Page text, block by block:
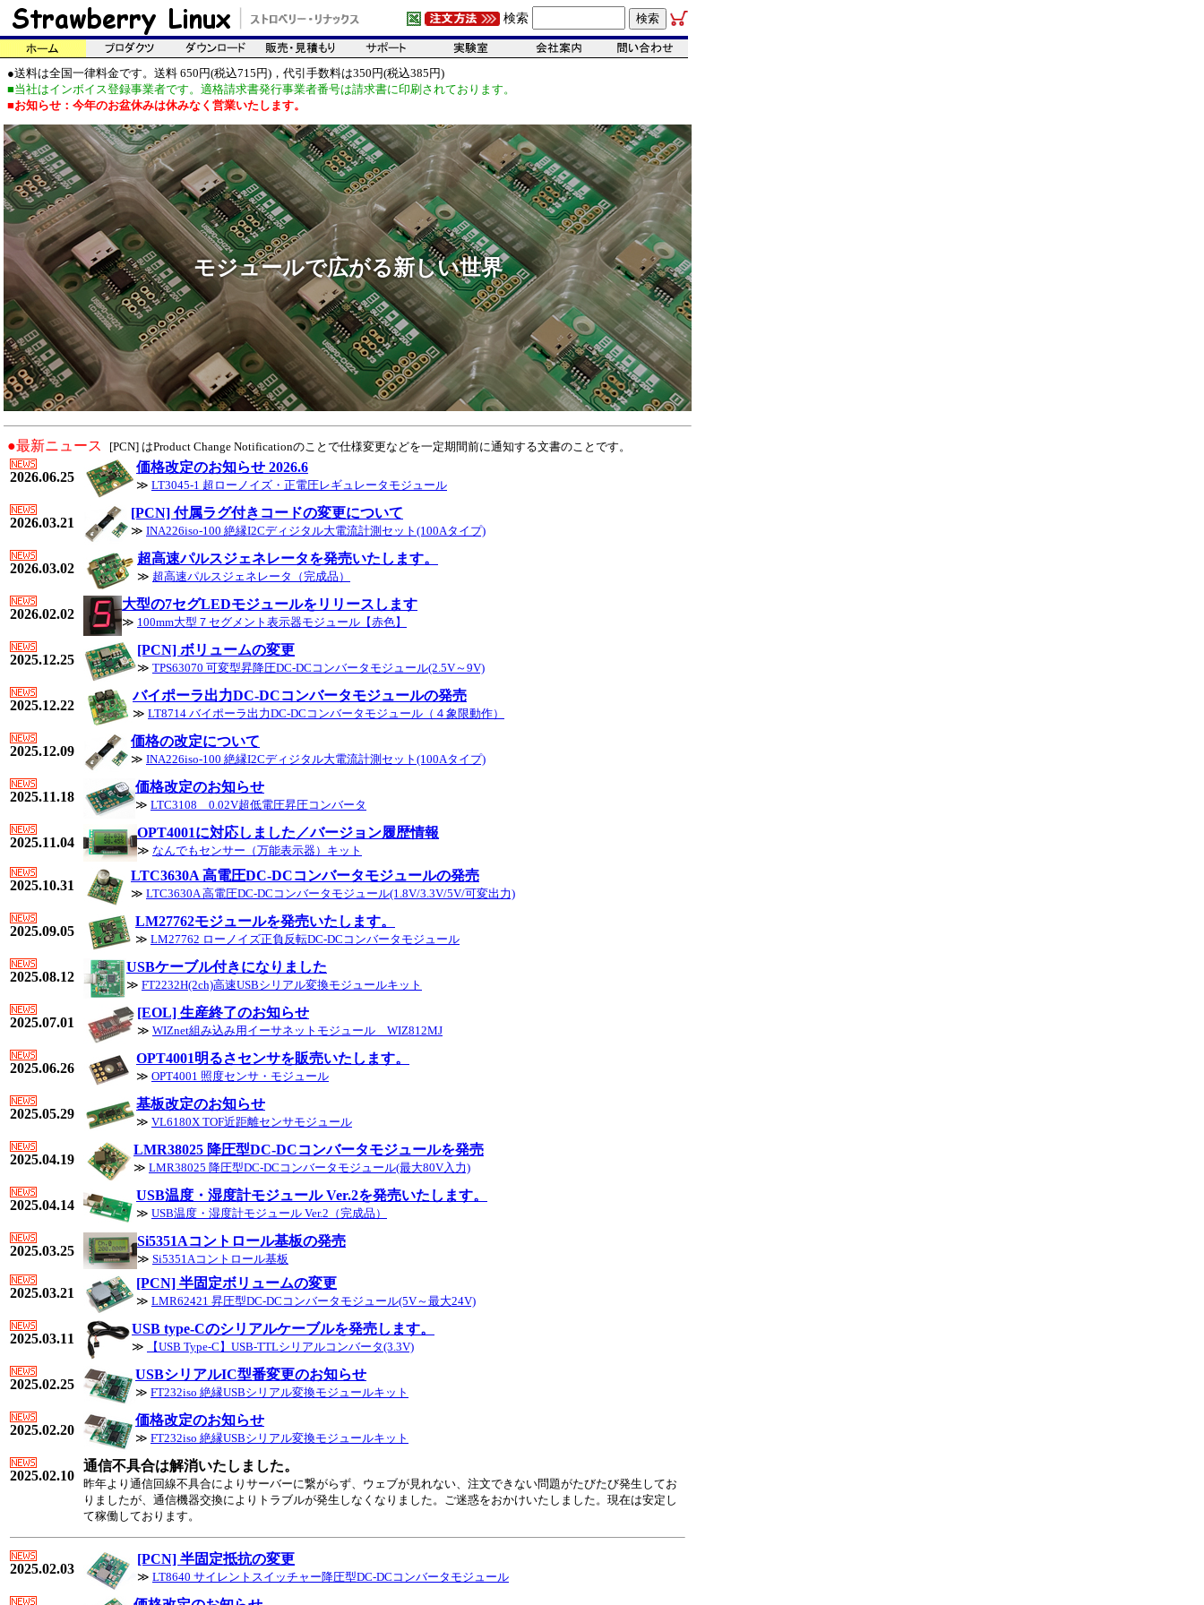
検索
●送料は全国一律料金です。送料 650円(税込715円)，代引手数料は350円(税込385円)
■当社はインボイス登録事業者です。適格請求書発行事業者番号は請求書に印刷されております。
■お知らせ：今年のお盆休みは休みなく営業いたします。
モジュールで広がる新しい世界
●最新ニュース [PCN] はProduct Change Notificationのことで仕様変更などを一定期間前に通知する文書のことです。
2026.06.25
価格改定のお知らせ 2026.6
≫ LT3045-1 超ローノイズ・正電圧レギュレータモジュール
2026.03.21
[PCN] 付属ラグ付きコードの変更について
≫ INA226iso-100 絶縁I2Cディジタル大電流計測セット(100Aタイプ)
2026.03.02
超高速パルスジェネレータを発売いたします。
≫ 超高速パルスジェネレータ（完成品）
2026.02.02
大型の7セグLEDモジュールをリリースします
≫ 100mm大型７セグメント表示器モジュール【赤色】
2025.12.25
[PCN] ボリュームの変更
≫ TPS63070 可変型昇降圧DC-DCコンバータモジュール(2.5V～9V)
2025.12.22
バイポーラ出力DC-DCコンバータモジュールの発売
≫ LT8714 バイポーラ出力DC-DCコンバータモジュール（４象限動作）
2025.12.09
価格の改定について
≫ INA226iso-100 絶縁I2Cディジタル大電流計測セット(100Aタイプ)
2025.11.18
価格改定のお知らせ
≫ LTC3108 0.02V超低電圧昇圧コンバータ
2025.11.04
OPT4001に対応しました／バージョン履歴情報
≫ なんでもセンサー（万能表示器）キット
2025.10.31
LTC3630A 高電圧DC-DCコンバータモジュールの発売
≫ LTC3630A 高電圧DC-DCコンバータモジュール(1.8V/3.3V/5V/可変出力)
2025.09.05
LM27762モジュールを発売いたします。
≫ LM27762 ローノイズ正負反転DC-DCコンバータモジュール
2025.08.12
USBケーブル付きになりました
≫ FT2232H(2ch)高速USBシリアル変換モジュールキット
2025.07.01
[EOL] 生産終了のお知らせ
≫ WIZnet組み込み用イーサネットモジュール WIZ812MJ
2025.06.26
OPT4001明るさセンサを販売いたします。
≫ OPT4001 照度センサ・モジュール
2025.05.29
基板改定のお知らせ
≫ VL6180X TOF近距離センサモジュール
2025.04.19
LMR38025 降圧型DC-DCコンバータモジュールを発売
≫ LMR38025 降圧型DC-DCコンバータモジュール(最大80V入力)
2025.04.14
USB温度・湿度計モジュール Ver.2を発売いたします。
≫ USB温度・湿度計モジュール Ver.2（完成品）
2025.03.25
Si5351Aコントロール基板の発売
≫ Si5351Aコントロール基板
2025.03.21
[PCN] 半固定ボリュームの変更
≫ LMR62421 昇圧型DC-DCコンバータモジュール(5V～最大24V)
2025.03.11
USB type-Cのシリアルケーブルを発売します。
≫ 【USB Type-C】USB-TTLシリアルコンバータ(3.3V)
2025.02.25
USBシリアルIC型番変更のお知らせ
≫ FT232iso 絶縁USBシリアル変換モジュールキット
2025.02.20
価格改定のお知らせ
≫ FT232iso 絶縁USBシリアル変換モジュールキット
2025.02.10
通信不具合は解消いたしました。
昨年より通信回線不具合によりサーバーに繋がらず、ウェブが見れない、注文できない問題がたびたび発生してお
りましたが、通信機器交換によりトラブルが発生しなくなりました。ご迷惑をおかけいたしました。現在は安定し
て稼働しております。
2025.02.03
[PCN] 半固定抵抗の変更
≫ LT8640 サイレントスイッチャー降圧型DC-DCコンバータモジュール